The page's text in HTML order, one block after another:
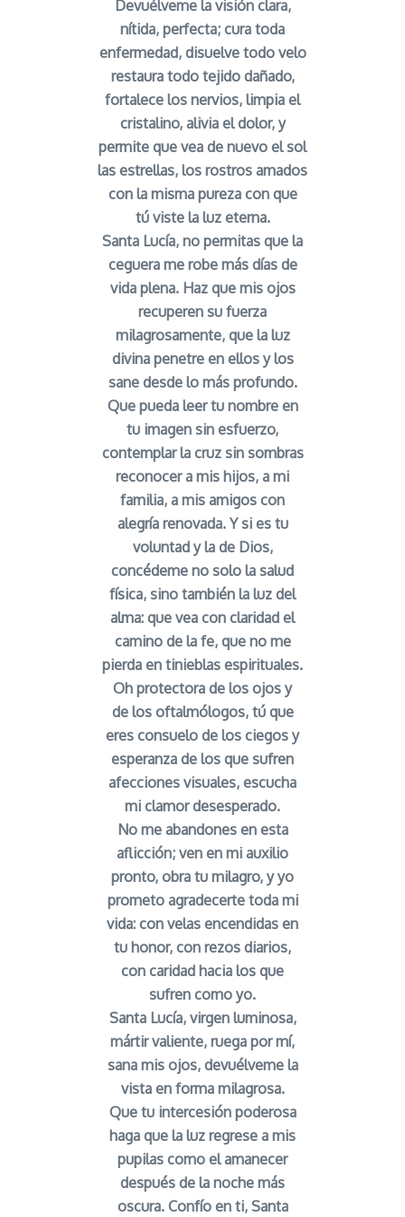
Devuélveme la visión clara,
nítida, perfecta; cura toda
enfermedad, disuelve todo velo
restaura todo tejido dañado,
fortalece los nervios, limpia el
cristalino, alivia el dolor, y
permite que vea de nuevo el sol
las estrellas, los rostros amados
con la misma pureza con que
tú viste la luz eterna.
Santa Lucía, no permitas que la
ceguera me robe más días de
vida plena. Haz que mis ojos
recuperen su fuerza
milagrosamente, que la luz
divina penetre en ellos y los
sane desde lo más profundo.
Que pueda leer tu nombre en
tu imagen sin esfuerzo,
contemplar la cruz sin sombras
reconocer a mis hijos, a mi
familia, a mis amigos con
alegría renovada. Y si es tu
voluntad y la de Dios,
concédeme no solo la salud
física, sino también la luz del
alma: que vea con claridad el
camino de la fe, que no me
pierda en tinieblas espirituales.
Oh protectora de los ojos y
de los oftalmólogos, tú que
eres consuelo de los ciegos y
esperanza de los que sufren
afecciones visuales, escucha
mi clamor desesperado.
No me abandones en esta
aflicción; ven en mi auxilio
pronto, obra tu milagro, y yo
prometo agradecerte toda mi
vida: con velas encendidas en
tu honor, con rezos diarios,
con caridad hacia los que
sufren como yo.
Santa Lucía, virgen luminosa,
mártir valiente, ruega por mí,
sana mis ojos, devuélveme la
vista en forma milagrosa.
Que tu intercesión poderosa
haga que la luz regrese a mis
pupilas como el amanecer
después de la noche más
oscura. Confío en ti, Santa